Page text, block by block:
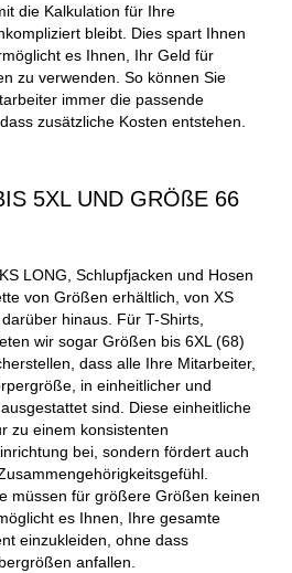
die Kalkulation für Ihre
bleibt. Dies spart Ihnen
es Ihnen, Ihr Geld für
zu verwenden. So können Sie
immer die passende
zusätzliche Kosten entstehen.
5XL UND GRÖßE 66
LONG, Schlupfjacken und Hosen
von Größen erhältlich, von XS
hinaus. Für T-Shirts,
wir sogar Größen bis 6XL (68)
dass alle Ihre Mitarbeiter,
in einheitlicher und
sind. Diese einheitliche
zu einem konsistenten
bei, sondern fördert auch
müssen für größere Größen keinen
es Ihnen, Ihre gesamte
einzukleiden, ohne dass
anfallen.